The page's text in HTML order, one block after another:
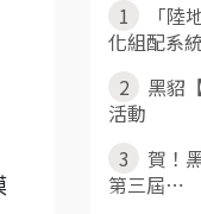
1
「陸
化組配系
2
黑貂
活動
3
賀！
第三屆⋯